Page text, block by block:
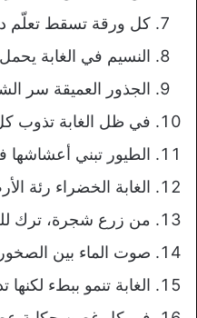
كل ورقة تسقط تعلّم
النسيم في الغابة
الجذور العميقة سر
في ظل الغابة تذوب
الطيور تبني أعشاشها
الغابة الخضراء رئة
من زرع شجرة، ترك
صوت الماء بين
الغابة تنمو ببطء لكنها